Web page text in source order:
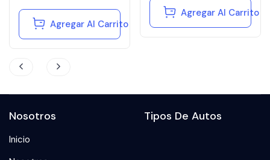
Agregar Al Carrito
Agregar Al Carrito
Nosotros
Inicio
Tipos De Autos